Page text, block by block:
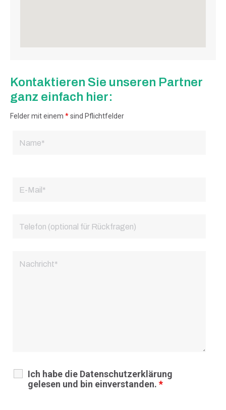
Kontaktieren Sie unseren Partner
ganz einfach hier:
Felder mit einem *sind Pflichtfelder
Ich habe die Datenschutzerklärung
gelesen und bin einverstanden. *